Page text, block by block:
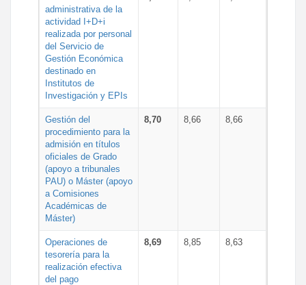
administrativa de la
actividad I+D+i
realizada por personal
del Servicio de
Gestión Económica
destinado en
Institutos de
Investigación y EPIs
Gestión del
procedimiento para la
admisión en títulos
oficiales de Grado
(apoyo a tribunales
PAU) o Máster (apoyo
a Comisiones
Académicas de
Máster)
8,70 8,66 8,66
Operaciones de
tesorería para la
realización efectiva
del pago
8,69 8,85 8,63